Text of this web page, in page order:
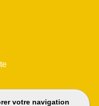
votre navigation